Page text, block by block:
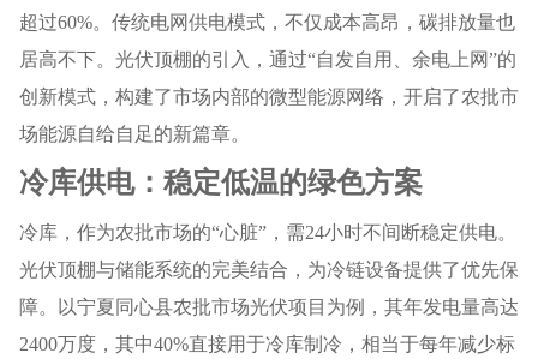
超过60%。传统电网供电模式，不仅成本高昂，碳排放量也
居高不下。光伏顶棚的引入，通过“自发自用、余电上网”的
创新模式，构建了市场内部的微型能源网络，开启了农批市
场能源自给自足的新篇章。
冷库供电：稳定低温的绿色方案
冷库，作为农批市场的“心脏”，需24小时不间断稳定供电。
光伏顶棚与储能系统的完美结合，为冷链设备提供了优先保
障。以宁夏同心县农批市场光伏项目为例，其年发电量高达
2400万度，其中40%直接用于冷库制冷，相当于每年减少标